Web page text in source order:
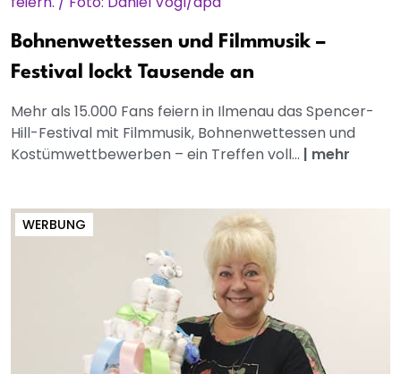
Bohnenwettessen und Filmmusik –
Festival lockt Tausende an
Mehr als 15.000 Fans feiern in Ilmenau das Spencer-
Hill-Festival mit Filmmusik, Bohnenwettessen und
Kostümwettbewerben – ein Treffen voll... | mehr
WERBUNG